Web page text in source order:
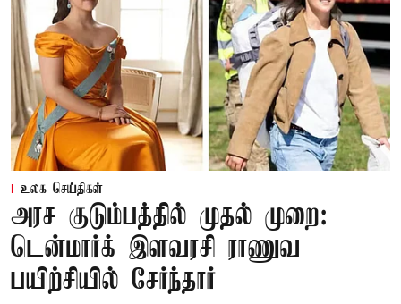
உலக செய்திகள்
அரச குடும்பத்தில் முதல் முறை:
டென்மார்க் இளவரசி ராணுவ
பயிற்சியில் சேர்ந்தார்